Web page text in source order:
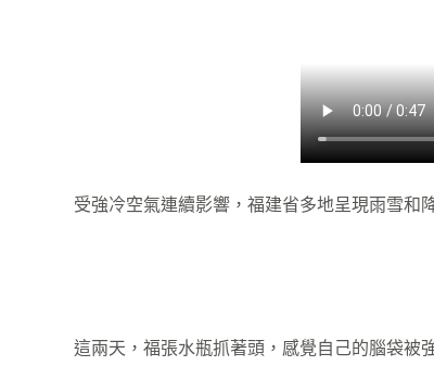
受強冷空氣連續影響，福建省多地呈現雨雪和
這兩天，福張水瓶抓著頭，感覺自己的腦袋被